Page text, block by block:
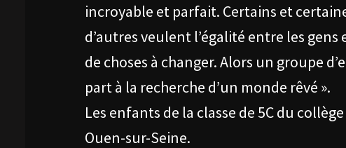
incroyable et parfait. Certains et
d’autres veulent l’égalité entre les
de choses à changer. Alors un groupe
part à la recherche d’un monde rêvé ».
Les enfants de la classe de 5C du
Ouen-sur-Seine.